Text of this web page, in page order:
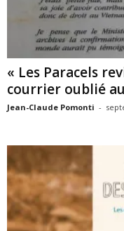
« Les Paracels
courrier oublié
Jean-Claude Pomonti -